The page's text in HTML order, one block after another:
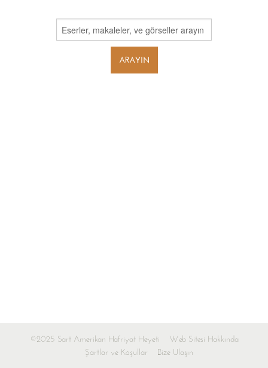
©2025 Sart Amerikan Hafriyat Heyeti
Web Sitesi Hakkında
Şartlar ve Koşullar
Bize Ulaşın